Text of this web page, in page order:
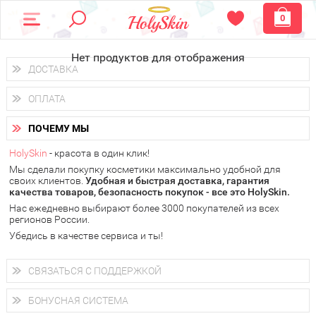
0
Нет продуктов для отображения
ДОСТАВКА
Доставка осуществляетсяпо всем городам России.
Вы можете выбрать доставку курьером, Почтой России или
получить заказ в пунктах выдачи PickPoint или пункте
самовывоза.
В 20 городах России доставка осуществляется ужена
следующий день.
у Вас всегда есть возможность получитьбесплатную
доставку от HolySkin.
подробнее об условиях доставки и оплаты в Вашем городе
ОПЛАТА
Вы можете оплатить свой заказ любым удобным способом:
наличными деньгами (
через интернет-банк (Альфа-банк, Сбербанк) и другими
электронными способами.
ПОЧЕМУ МЫ
HolySkin - красота в один клик!
Мы сделали покупку косметики максимально удобной для
своих клиентов. Удобная и быстрая доставка, гарантия
качества товаров, безопасность покупок - все это HolySkin.
Нас ежедневно выбирают более 3000 покупателей из всех
регионов России.
Убедись в качестве сервиса и ты!
СВЯЗАТЬСЯ С ПОДДЕРЖКОЙ
+7 (800) 707-24-55
Мы будем рады ответить на все Ваши вопросы по работе
магазина, проконсультировать по товарам, рассказать о
БОНУСНАЯ СИСТЕМА